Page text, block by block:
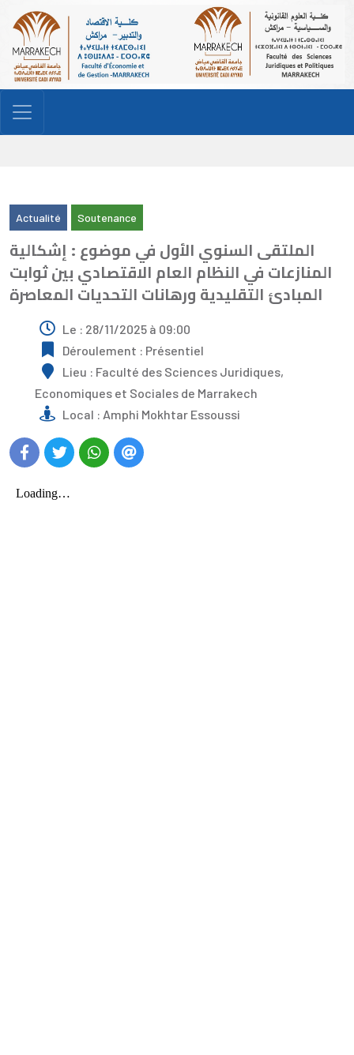
Actualité Soutenance
الملتقى السنوي الأول في موضوع : إشكالية
المنازعات في النظام العام الاقتصادي بين ثوابت
المبادئ التقليدية ورهانات التحديات المعاصرة
Le : 28/11/2025 à 09:00
Déroulement : Présentiel
Lieu : Faculté des Sciences Juridiques,
Economiques et Sociales de Marrakech
Local : Amphi Mokhtar Essoussi